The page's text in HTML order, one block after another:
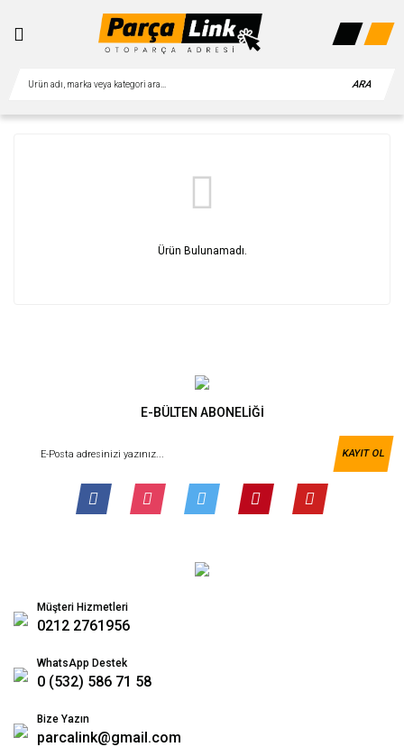
ARA
Ürün Bulunamadı.
E-BÜLTEN ABONELİĞİ
KAYIT OL
Müşteri Hizmetleri
0212 2761956
WhatsApp Destek
0 (532) 586 71 58
Bize Yazın
parcalink@gmail.com